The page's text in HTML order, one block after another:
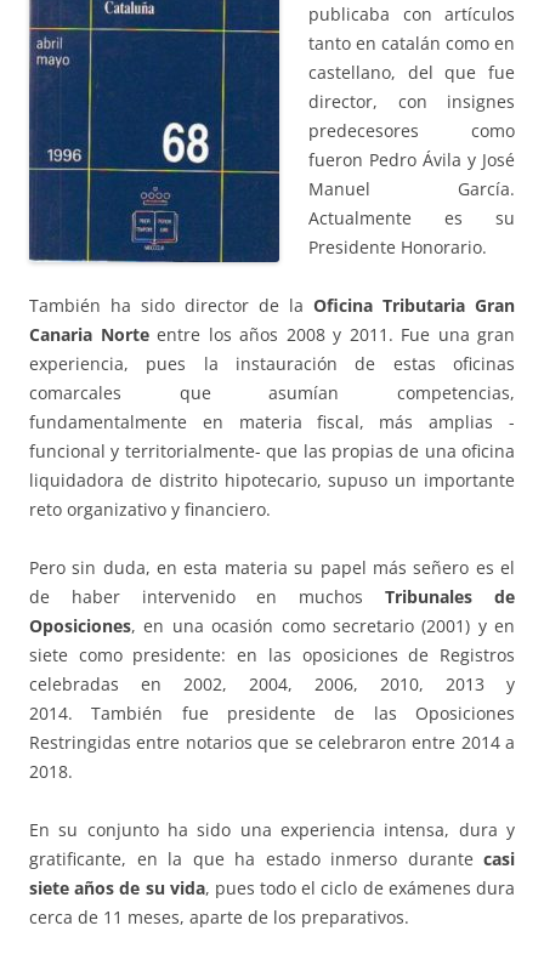
publicaba con artículos
tanto en catalán como en
castellano, del que fue
director, con insignes
predecesores como
fueron Pedro Ávila y José
Manuel García.
Actualmente es su
Presidente Honorario.
También ha sido director de la Oficina Tributaria Gran
Canaria Norteentre los años 2008 y 2011. Fue una gran
experiencia, pues la instauración de estas oficinas
comarcales que asumían competencias,
fundamentalmente en materia fiscal, más amplias -
funcional y territorialmente- que las propias de una oficina
liquidadora de distrito hipotecario, supuso un importante
reto organizativo y financiero.
Pero sin duda, en esta materia su papel más señero es el
de haber intervenido en muchosTribunales de
Oposiciones, en una ocasión como secretario (2001) y en
siete como presidente: en las oposiciones de Registros
celebradas en 2002, 2004, 2006, 2010, 2013 y
2014. También fue presidente de las Oposiciones
Restringidas entre notarios que se celebraron entre 2014 a
2018.
En su conjunto ha sido una experiencia intensa, dura y
gratificante, en la que ha estado inmerso durante casi
siete años de su vida, pues todo el ciclo de exámenes dura
cerca de 11 meses, aparte de los preparativos.